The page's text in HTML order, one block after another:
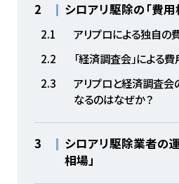
2 シロアリ駆除の「費用
2.1
アリプロによる独自の
2.2
「経済調査会」による
2.3
アリプロと経済調査会
なるのはなぜか？
3
シロアリ駆除業者の
相場」